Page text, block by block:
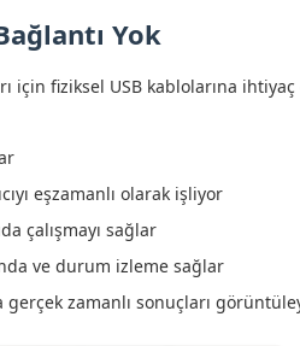
Yok
için fiziksel USB kablolarına ihtiyaç
eşzamanlı olarak işliyor
çalışmayı sağlar
ve durum izleme sağlar
gerçek zamanlı sonuçları